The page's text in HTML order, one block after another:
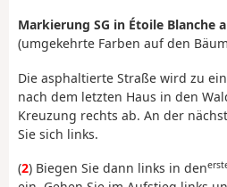
Markierung SG in Étoile Blanche
(umgekehrte Farben auf den
Die asphaltierte Straße wird zu
nach dem letzten Haus in den
Kreuzung rechts ab. An der
Sie sich links.
(2) Biegen Sie dann links in den